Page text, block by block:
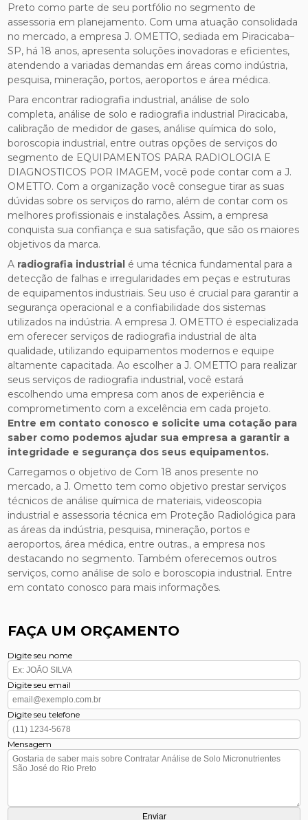
Preto como parte de seu portfólio no segmento de
assessoria em planejamento. Com uma atuação consolidada
no mercado, a empresa J. OMETTO, sediada em Piracicaba–
SP, há 18 anos, apresenta soluções inovadoras e eficientes,
atendendo a variadas demandas em áreas como indústria,
pesquisa, mineração, portos, aeroportos e área médica.
Para encontrar radiografia industrial, análise de solo
completa, análise de solo e radiografia industrial Piracicaba,
calibração de medidor de gases, análise química do solo,
boroscopia industrial, entre outras opções de serviços do
segmento de EQUIPAMENTOS PARA RADIOLOGIA E
DIAGNOSTICOS POR IMAGEM, você pode contar com a J.
OMETTO. Com a organização você consegue tirar as suas
dúvidas sobre os serviços do ramo, além de contar com os
melhores profissionais e instalações. Assim, a empresa
conquista sua confiança e sua satisfação, que são os maiores
objetivos da marca.
A radiografia industrial é uma técnica fundamental para a
detecção de falhas e irregularidades em peças e estruturas
de equipamentos industriais. Seu uso é crucial para garantir a
segurança operacional e a confiabilidade dos sistemas
utilizados na indústria. A empresa J. OMETTO é especializada
em oferecer serviços de radiografia industrial de alta
qualidade, utilizando equipamentos modernos e equipe
altamente capacitada. Ao escolher a J. OMETTO para realizar
seus serviços de radiografia industrial, você estará
escolhendo uma empresa com anos de experiência e
comprometimento com a excelência em cada projeto.
Entre em contato conosco e solicite uma cotação para
saber como podemos ajudar sua empresa a garantir a
integridade e segurança dos seus equipamentos.
Carregamos o objetivo de Com 18 anos presente no
mercado, a J. Ometto tem como objetivo prestar serviços
técnicos de análise química de materiais, videoscopia
industrial e assessoria técnica em Proteção Radiológica para
as áreas da indústria, pesquisa, mineração, portos e
aeroportos, área médica, entre outras., a empresa nos
destacando no segmento. Também oferecemos outros
serviços, como análise de solo e boroscopia industrial. Entre
em contato conosco para mais informações.
FAÇA UM ORÇAMENTO
Digite seu nome
Digite seu email
Digite seu telefone
Mensagem